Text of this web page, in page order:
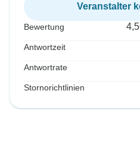
Veranstalter
Bewertung 4,5
Antwortzeit
Antwortrate
Stornorichtlinien